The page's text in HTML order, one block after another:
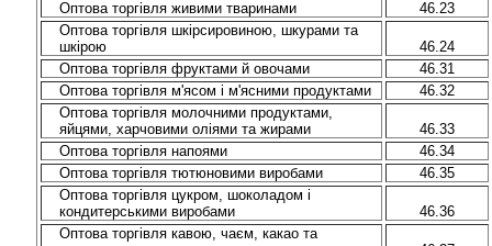
Оптова торгівля живими тваринами
46.23
Оптова торгівля шкірсировиною, шкурами та
шкірою
46.24
Оптова торгівля фруктами й овочами
46.31
Оптова торгівля м'ясом і м'ясними продуктами
46.32
Оптова торгівля молочними продуктами,
яйцями, харчовими оліями та жирами
46.33
Оптова торгівля напоями
46.34
Оптова торгівля тютюновими виробами
46.35
Оптова торгівля цукром, шоколадом і
кондитерськими виробами
46.36
Оптова торгівля кавою, чаєм, какао та